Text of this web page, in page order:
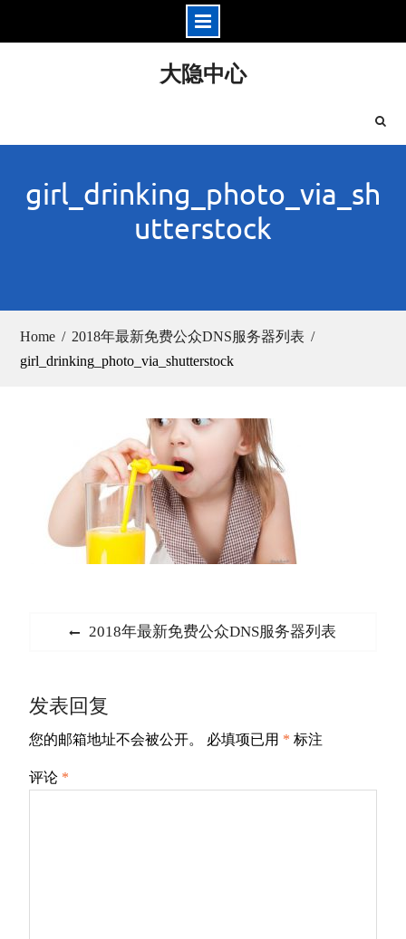
大隐中心
girl_drinking_photo_via_sh
utterstock
Home
2018年最新免费公众DNS服务器列表
girl_drinking_photo_via_shutterstock
航
Previous
2018年最新免费公众DNS服务器列表
发表回复
您的邮箱地址不会被公开。 必填项已用 * 标注
评论 *